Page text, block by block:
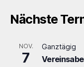
Nächste
NOV.
7
Ganztägig